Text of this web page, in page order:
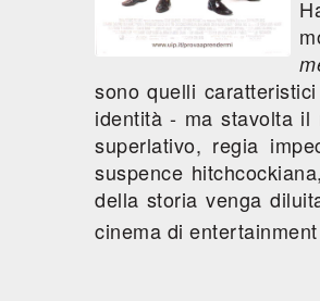
sono quelli
identità - ma stavolta
superlativo, regia
suspence
della storia venga
cinema di entertainment